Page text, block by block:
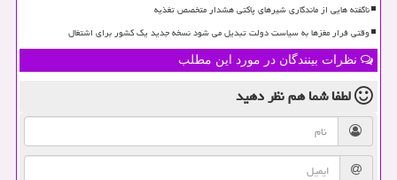
ناگفته هایی از ماندگاری شیرهای پاکتی هشدار متخصص تغذیه
وقتی فرار مغزها به سیاست دولت تبدیل می شود نسخه جدید یک کشور برای اشتغال
نظرات بینندگان در مورد این مطلب
لطفا شما همنظر دهید